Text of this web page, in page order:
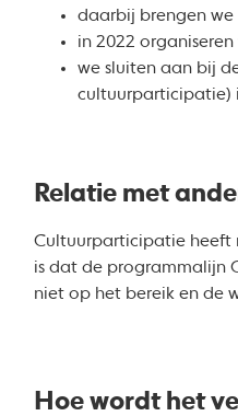
daarbij brengen we
in 2022
we sluiten aan bij
cultuurparticipatie)
Relatie met
Cultuurparticipatie heeft
is dat de programmalijn
niet op het bereik en de
Hoe wordt het